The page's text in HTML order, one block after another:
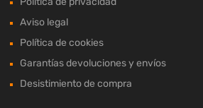
Aviso legal
Política de cookies
Garantías devoluciones y envíos
Desistimiento de compra